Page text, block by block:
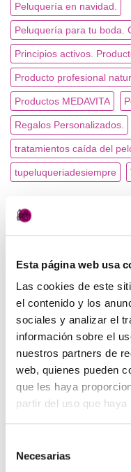
Esta página web usa
Las cookies de este
el contenido y los
sociales y analizar el
información sobre el
nuestros partners de
web, quienes pueden
que les haya
partir del uso que
Necesarias
Peluquería en navidad.
Peluquería para tu boda.
Principios activos.
Producto profesional
Productos MEDAVITA
Regalos Personalizados.
tratamientos caída del
tupeluqueriadesiempre
CATEGORÍAS
Peluquería(7)
Productos
ARCHIVOS
enero 2023(1)